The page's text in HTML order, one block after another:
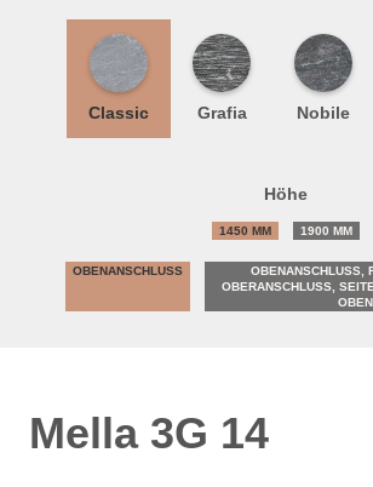
Classic Grafia Nobile
Höhe
1450 MM 1900 MM
OBENANSCHLUSS
OBENANSCHLUSS,
OBERANSCHLUSS,
OBEN
Mella 3G 14